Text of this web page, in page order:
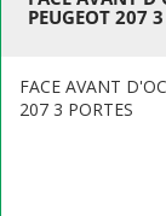
PEUGEOT 207
FACE AVANT
207 3 PORTES